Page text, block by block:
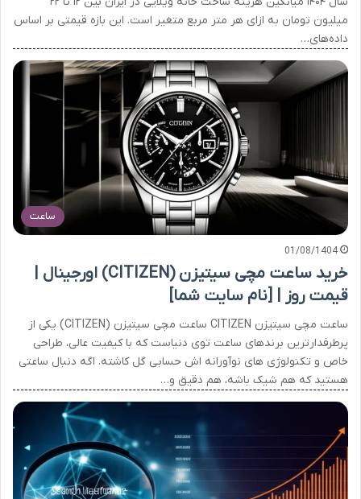
میلیون تومان به ازای هر متر مربع متغیر است. این بازه قیمتی بر اساس
داده‌های…
ساعت
01/08/1404
خرید ساعت مچی سیتیزن (CITIZEN) اورجینال |
قیمت روز | [نام سایت شما]
ساعت مچی سیتیزن CITIZEN ساعت مچی سیتیزن (CITIZEN) یکی از
پرطرفدارترین برندهای ساعت توی دنیاست که با کیفیت عالی، طراحی
خاص و تکنولوژی های نوآورانه اش حسابی گل کاشته. اگه دنبال ساعتی
هستید که هم شیک باشه، هم دقیق و…